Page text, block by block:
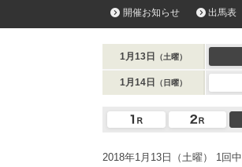
開催お知らせ 出馬表
1月13日 （土曜）
1月14日 （日曜）
2018年1月13日（土曜） 1回